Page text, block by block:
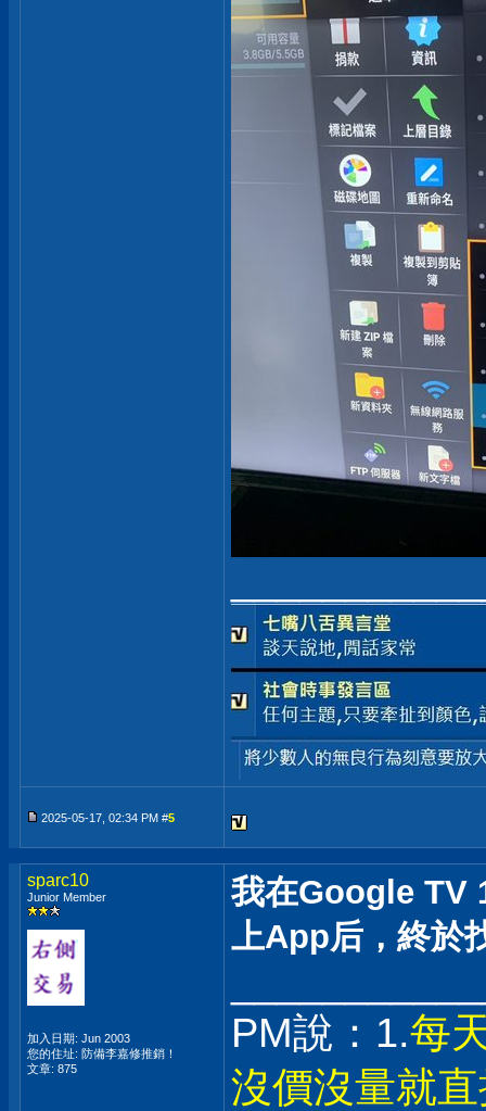
2025-05-17, 02:34 PM #5
sparc10
Junior Member
加入日期: Jun 2003
您的住址: 防備李嘉修推銷！
文章: 875
我在Google TV
上App后，終於
PM說：1.每
沒價沒量就